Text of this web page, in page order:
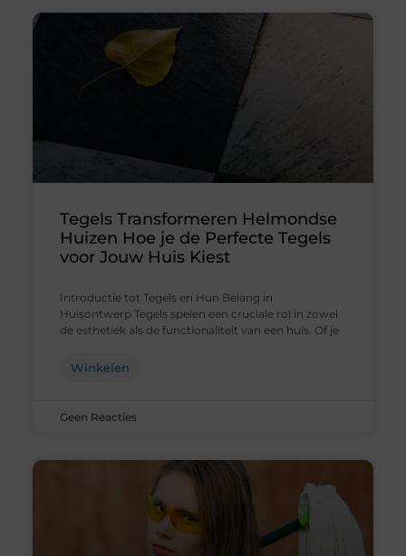
Tegels Transformeren Helmondse
Huizen Hoe je de Perfecte Tegels
voor Jouw Huis Kiest
Introductie tot Tegels en Hun Belang in
Huisontwerp Tegels spelen een cruciale rol in zowel
de esthetiek als de functionaliteit van een huis. Of je
Winkelen
Geen Reacties